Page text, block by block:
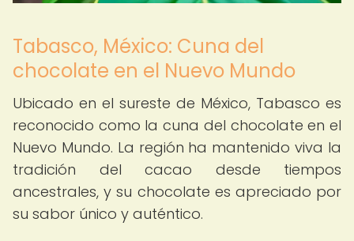
Tabasco, México: Cuna del
chocolate en el Nuevo Mundo
Ubicado en el sureste de México, Tabasco es
reconocido como la cuna del chocolate en el
Nuevo Mundo. La región ha mantenido viva la
tradición del cacao desde tiempos
ancestrales, y su chocolate es apreciado por
su sabor único y auténtico.